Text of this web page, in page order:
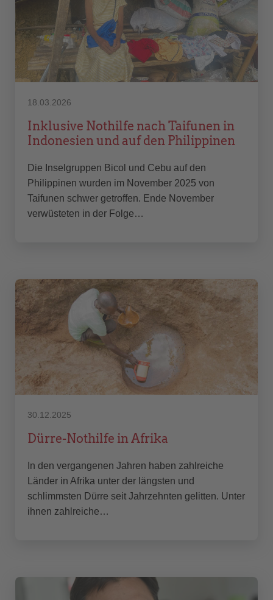
18.03.2026
Inklusive Nothilfe nach Taifunen in
Indonesien und auf den Philippinen
Die Inselgruppen Bicol und Cebu auf den
Philippinen wurden im November 2025 von
Taifunen schwer getroffen. Ende November
verwüsteten in der Folge…
30.12.2025
Dürre-Nothilfe in Afrika
In den vergangenen Jahren haben zahlreiche
Länder in Afrika unter der längsten und
schlimmsten Dürre seit Jahrzehnten gelitten. Unter
ihnen zahlreiche…